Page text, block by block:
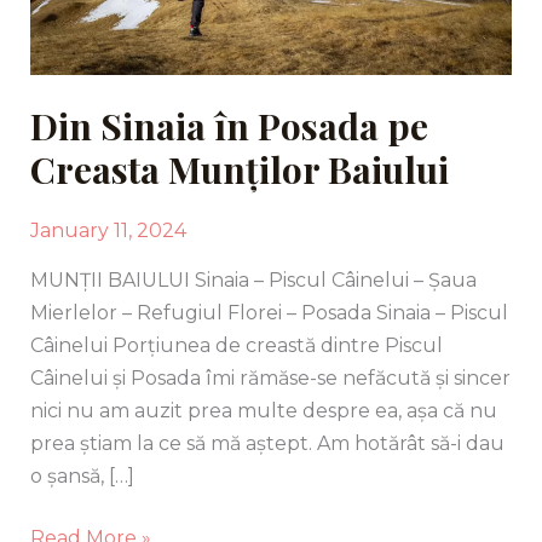
Din Sinaia în Posada pe
Creasta Munților Baiului
January 11, 2024
MUNȚII BAIULUI Sinaia – Piscul Câinelui – Șaua
Mierlelor – Refugiul Florei – Posada Sinaia – Piscul
Câinelui Porțiunea de creastă dintre Piscul
Câinelui și Posada îmi rămăse-se nefăcută și sincer
nici nu am auzit prea multe despre ea, așa că nu
prea știam la ce să mă aștept. Am hotărât să-i dau
o șansă, […]